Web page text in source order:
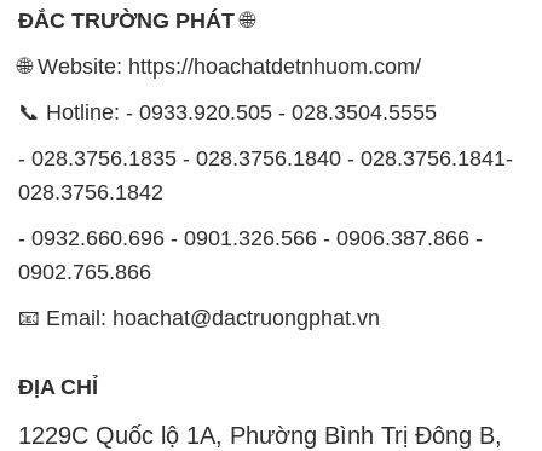
ĐẮC TRƯỜNG PHÁT🌐
🌐 Website: https://hoachatdetnhuom.com/
📞 Hotline: - 0933.920.505 - 028.3504.5555
- 028.3756.1835 - 028.3756.1840 - 028.3756.1841-
028.3756.1842
- 0932.660.696 - 0901.326.566 - 0906.387.866 -
0902.765.866
📧 Email: hoachat@dactruongphat.vn
ĐỊA CHỈ
1229C Quốc lộ 1A, Phường Bình Trị Đông B,